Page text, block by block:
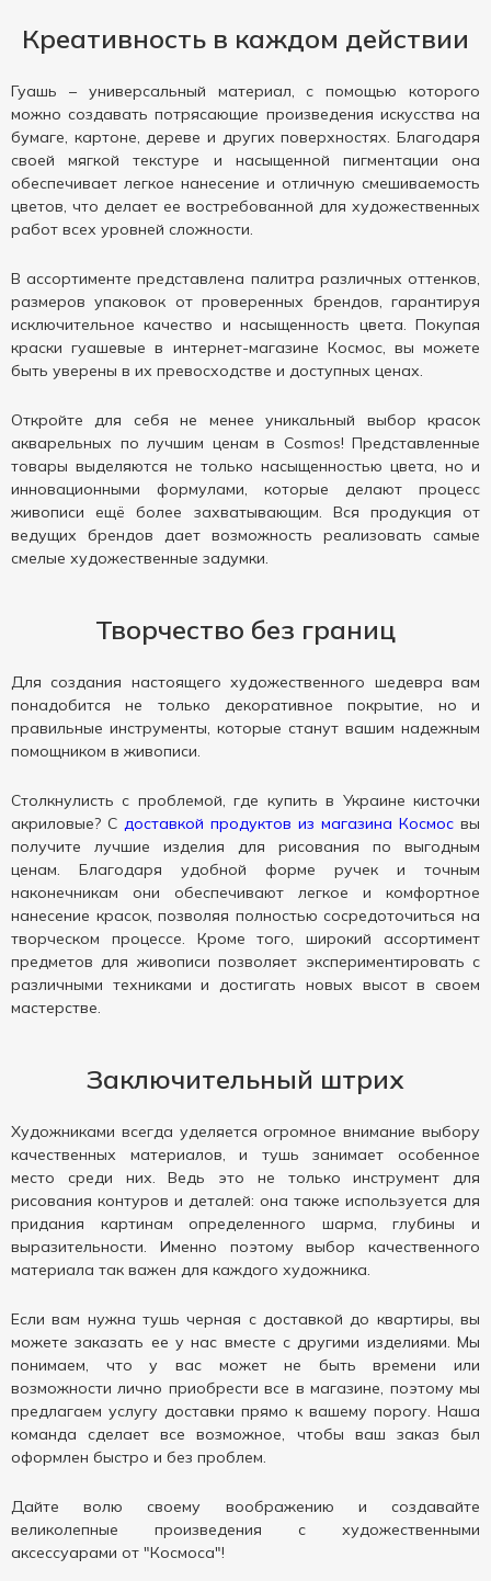
Креативность в каждом действии
Гуашь – универсальный материал, с помощью которого
можно создавать потрясающие произведения искусства на
бумаге, картоне, дереве и других поверхностях. Благодаря
своей мягкой текстуре и насыщенной пигментации она
обеспечивает легкое нанесение и отличную смешиваемость
цветов, что делает ее востребованной для художественных
работ всех уровней сложности.
В ассортименте представлена палитра различных оттенков,
размеров упаковок от проверенных брендов, гарантируя
исключительное качество и насыщенность цвета. Покупая
краски гуашевые в интернет-магазине Космос, вы можете
быть уверены в их превосходстве и доступных ценах.
Откройте для себя не менее уникальный выбор красок
акварельных по лучшим ценам в Сosmos! Представленные
товары выделяются не только насыщенностью цвета, но и
инновационными формулами, которые делают процесс
живописи ещё более захватывающим. Вся продукция от
ведущих брендов дает возможность реализовать самые
смелые художественные задумки.
Творчество без границ
Для создания настоящего художественного шедевра вам
понадобится не только декоративное покрытие, но и
правильные инструменты, которые станут вашим надежным
помощником в живописи.
Столкнулисть с проблемой, где купить в Украине кисточки
акриловые? С доставкой продуктов из магазина Космос вы
получите лучшие изделия для рисования по выгодным
ценам. Благодаря удобной форме ручек и точным
наконечникам они обеспечивают легкое и комфортное
нанесение красок, позволяя полностью сосредоточиться на
творческом процессе. Кроме того, широкий ассортимент
предметов для живописи позволяет экспериментировать с
различными техниками и достигать новых высот в своем
мастерстве.
Заключительный штрих
Художниками всегда уделяется огромное внимание выбору
качественных материалов, и тушь занимает особенное
место среди них. Ведь это не только инструмент для
рисования контуров и деталей: она также используется для
придания картинам определенного шарма, глубины и
выразительности. Именно поэтому выбор качественного
материала так важен для каждого художника.
Если вам нужна тушь черная с доставкой до квартиры, вы
можете заказать ее у нас вместе с другими изделиями. Мы
понимаем, что у вас может не быть времени или
возможности лично приобрести все в магазине, поэтому мы
предлагаем услугу доставки прямо к вашему порогу. Наша
команда сделает все возможное, чтобы ваш заказ был
оформлен быстро и без проблем.
Дайте волю своему воображению и создавайте
великолепные произведения с художественными
аксессуарами от "Космоса"!